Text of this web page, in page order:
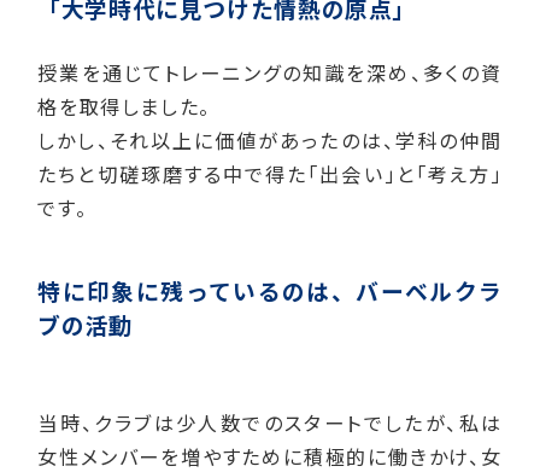
「大学時代に見つけた情熱の原点」
授業を通じてトレーニングの知識を深め、多くの資
格を取得しました。
しかし、それ以上に価値があったのは、学科の仲間
たちと切磋琢磨する中で得た「出会い」と「考え方」
です。
特に印象に残っているのは、バーベルクラ
ブの活動
当時、クラブは少人数でのスタートでしたが、私は
女性メンバーを増やすために積極的に働きかけ、女